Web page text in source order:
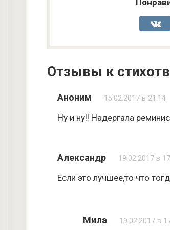
Отзывы к
Аноним 15.02.2017 в 21:14
Ну и ну!! Надергала
Александр 19.02.2017 в
Если это лучшее,то что
Мила 19.02.2017 в